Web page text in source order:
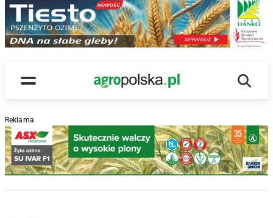
Menu
Main Logo
Reklama